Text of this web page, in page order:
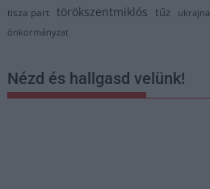
tisza part törökszentmiklós tűz ukrajna
önkormányzat
Nézd és hallgasd velünk!